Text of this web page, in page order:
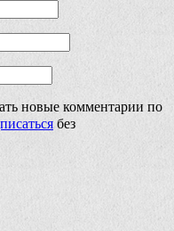
новые комментарии по
без